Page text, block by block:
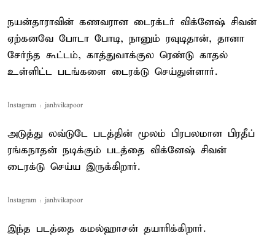
நயன்தாராவின் கணவரான டைரக்டர் விக்னேஷ் சிவன்
ஏற்கனவே போடா போடி, நானும் ரவுடிதான், தானா
சேர்ந்த கூட்டம், காத்துவாக்குல ரெண்டு காதல்
உள்ளிட்ட படங்களை டைரக்டு செய்துள்ளார்.
Instagram : janhvikapoor
அடுத்து லவ்டுடே படத்தின் மூலம் பிரபலமான பிரதீப்
ரங்கநாதன் நடிக்கும் படத்தை விக்னேஷ் சிவன்
டைரக்டு செய்ய இருக்கிறார்.
Instagram : janhvikapoor
இந்த படத்தை கமல்ஹாசன் தயாரிக்கிறார்.